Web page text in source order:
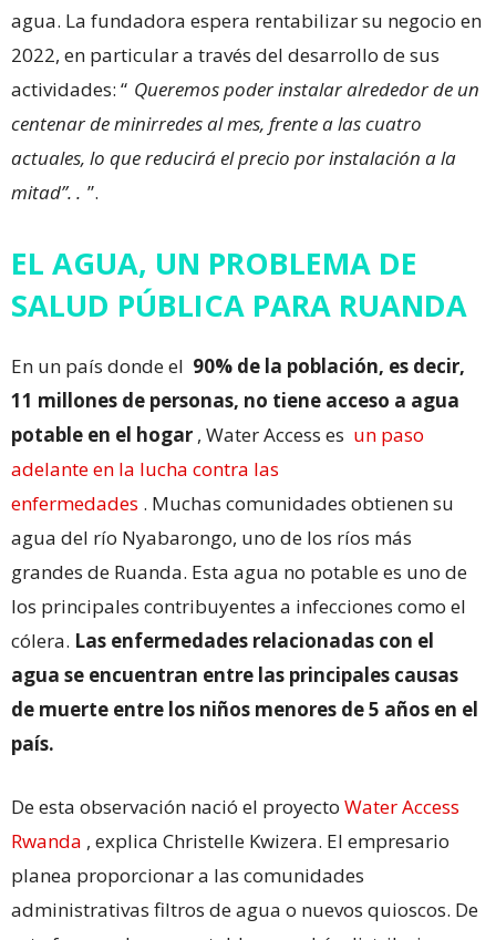
agua. La fundadora espera rentabilizar su negocio en
2022, en particular a través del desarrollo de sus
actividades: “ Queremos poder instalar alrededor de un
centenar de minirredes al mes, frente a las cuatro
actuales, lo que reducirá el precio por instalación a la
mitad”. . ”.
EL AGUA, UN PROBLEMA DE
SALUD PÚBLICA PARA RUANDA
En un país donde el 90% de la población, es decir,
11 millones de personas, no tiene acceso a agua
potable en el hogar , Water Access es un paso
adelante en la lucha contra las
enfermedades . Muchas comunidades obtienen su
agua del río Nyabarongo, uno de los ríos más
grandes de Ruanda. Esta agua no potable es uno de
los principales contribuyentes a infecciones como el
cólera. Las enfermedades relacionadas con el
agua se encuentran entre las principales causas
de muerte entre los niños menores de 5 años en el
país.
De esta observación nació el proyecto Water Access
Rwanda , explica Christelle Kwizera. El empresario
planea proporcionar a las comunidades
administrativas filtros de agua o nuevos quioscos. De